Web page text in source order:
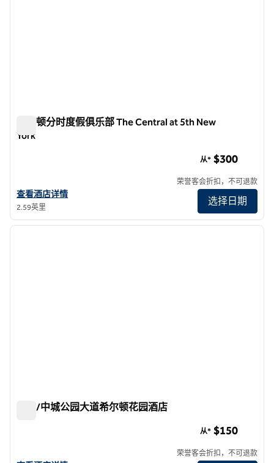
希尔顿分时度假俱乐部 The Central at 5th New
York
查看希尔顿分时度假俱乐部纽约第五大道中心的酒店详情
查看酒店详情
2.59英里
从* $300
荣誉客会折扣，不可退款
选择日期
1/12
1/12
下一
纽约/中城公园大道希尔顿花园酒店
从* $150
荣誉客会折扣，不可退款